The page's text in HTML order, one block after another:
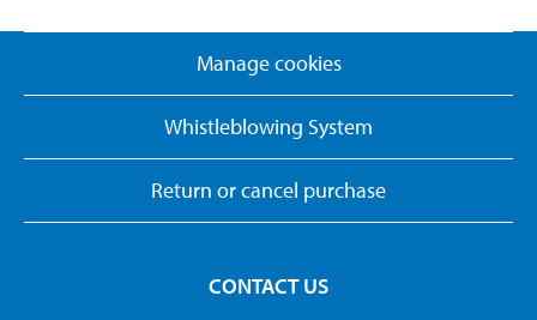
Manage cookies
Whistleblowing System
Return or cancel purchase
CONTACT US